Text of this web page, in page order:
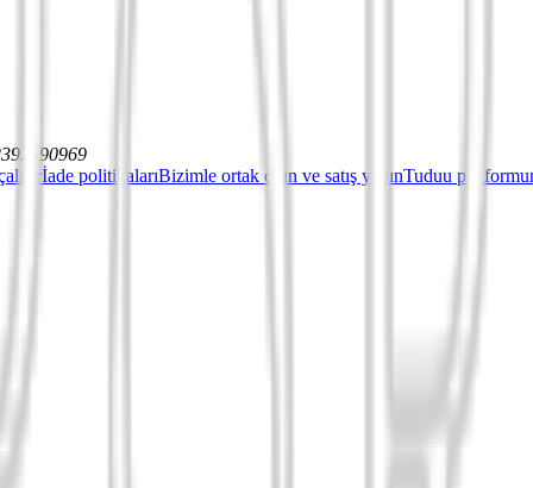
İade politikalarıBizimle ortak olun ve satış yapınTuduu